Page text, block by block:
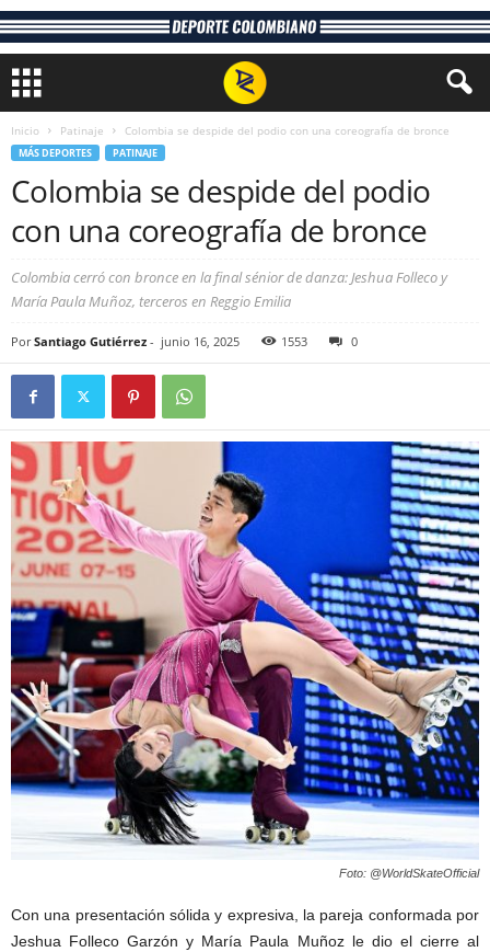
Inicio Patinaje Colombia se despide del podio con una coreografía de bronce
MÁS DEPORTES PATINAJE
Colombia se despide del podio
con una coreografía de bronce
Colombia cerró con bronce en la final sénior de danza: Jeshua Folleco y
María Paula Muñoz, terceros en Reggio Emilia
Por Santiago Gutiérrez - junio 16, 2025 1553 0
Foto: @WorldSkateOfficial
Con una presentación sólida y expresiva, la pareja conformada por
Jeshua Folleco Garzón y María Paula Muñoz le dio el cierre al